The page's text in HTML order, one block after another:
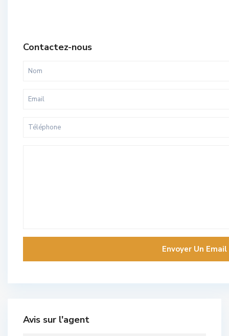
Contactez-nous
Avis sur l'agent